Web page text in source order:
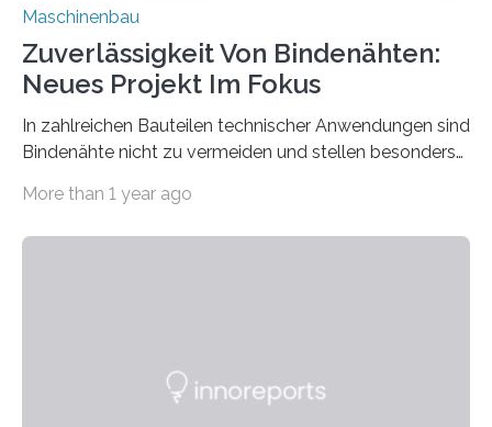
Maschinenbau
Zuverlässigkeit Von Bindenähten:
Neues Projekt Im Fokus
In zahlreichen Bauteilen technischer Anwendungen sind
Bindenähte nicht zu vermeiden und stellen besonders
Matrixmaterials eine große Herausforderung dar.
Durch den verstärkten Einsatz von Rezyklaten
More than 1 year ago